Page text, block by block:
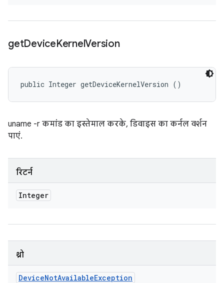
getDeviceKernelVersion
public Integer getDeviceKernelVersion ()
uname -r कमांड का इस्तेमाल करके, डिवाइस का कर्नल वर्शन
पाएं.
रिटर्न
Integer
थ्रो
DeviceNotAvailableException